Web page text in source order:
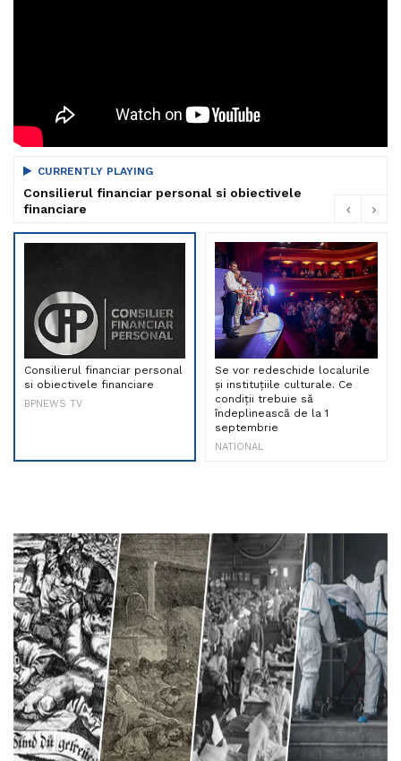
CURRENTLY PLAYING
Consilierul financiar personal si obiectivele
financiare
Consilierul financiar personal
si obiectivele financiare
BPNEWS TV
Se vor redeschide localurile
și instituțiile culturale. Ce
condiții trebuie să
îndeplinească de la 1
septembrie
NATIONAL